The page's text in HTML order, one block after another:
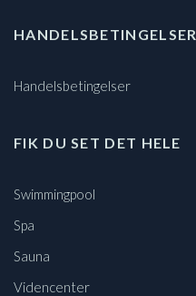
HANDELSBETINGELSER
Handelsbetingelser
FIK DU SET DET HELE
Swimmingpool
Spa
Sauna
Videncenter